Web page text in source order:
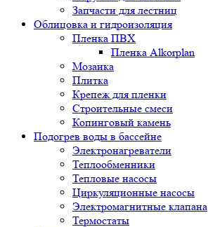
Запчасти для лестниц
Облицовка и гидроизоляция
Пленка ПВХ
Пленка Alkorplan
Мозаика
Плитка
Крепеж для пленки
Строительные смеси
Копинговый камень
Подогрев воды в бассейне
Электронагреватели
Теплообменники
Тепловые насосы
Циркуляционные насосы
Электромагнитные клапана
Термостаты